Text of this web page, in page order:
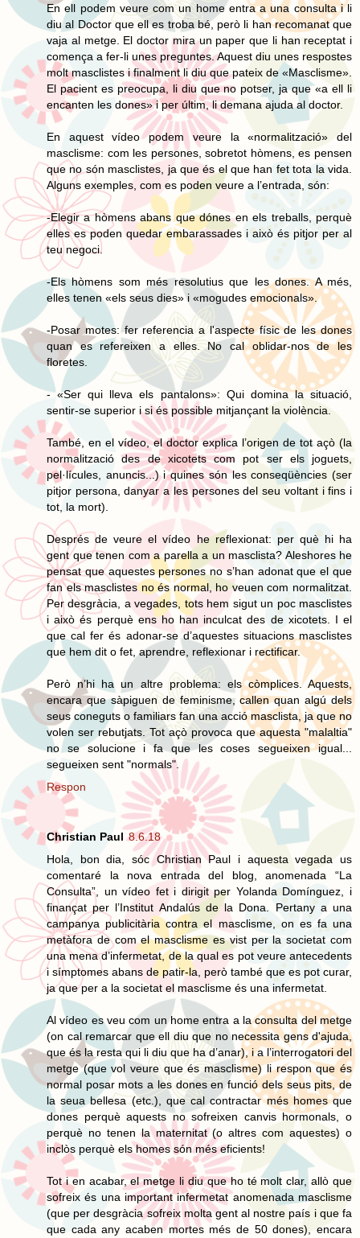
En ell podem veure com un home entra a una consulta i li
diu al Doctor que ell es troba bé, però li han recomanat que
vaja al metge. El doctor mira un paper que li han receptat i
comença a fer-li unes preguntes. Aquest diu unes respostes
molt masclistes i finalment li diu que pateix de «Masclisme».
El pacient es preocupa, li diu que no potser, ja que «a ell li
encanten les dones» i per últim, li demana ajuda al doctor.
En aquest vídeo podem veure la «normalització» del
masclisme: com les persones, sobretot hòmens, es pensen
que no són masclistes, ja que és el que han fet tota la vida.
Alguns exemples, com es poden veure a l’entrada, són:
-Elegir a hòmens abans que dónes en els treballs, perquè
elles es poden quedar embarassades i això és pitjor per al
teu negoci.
-Els hòmens som més resolutius que les dones. A més,
elles tenen «els seus dies» i «mogudes emocionals».
-Posar motes: fer referencia a l'aspecte físic de les dones
quan es refereixen a elles. No cal oblidar-nos de les
floretes.
- «Ser qui lleva els pantalons»: Qui domina la situació,
sentir-se superior i si és possible mitjançant la violència.
També, en el vídeo, el doctor explica l’origen de tot açò (la
normalització des de xicotets com pot ser els joguets,
pel·lícules, anuncis...) i quines són les conseqüències (ser
pitjor persona, danyar a les persones del seu voltant i fins i
tot, la mort).
Després de veure el vídeo he reflexionat: per què hi ha
gent que tenen com a parella a un masclista? Aleshores he
pensat que aquestes persones no s’han adonat que el que
fan els masclistes no és normal, ho veuen com normalitzat.
Per desgràcia, a vegades, tots hem sigut un poc masclistes
i això és perquè ens ho han inculcat des de xicotets. I el
que cal fer és adonar-se d’aquestes situacions masclistes
que hem dit o fet, aprendre, reflexionar i rectificar.
Però n’hi ha un altre problema: els còmplices. Aquests,
encara que sàpiguen de feminisme, callen quan algú dels
seus coneguts o familiars fan una acció masclista, ja que no
volen ser rebutjats. Tot açò provoca que aquesta "malaltia"
no se solucione i fa que les coses segueixen igual...
segueixen sent "normals".
Respon
Christian Paul 8.6.18
Hola, bon dia, sóc Christian Paul i aquesta vegada us
comentaré la nova entrada del blog, anomenada “La
Consulta”, un vídeo fet i dirigit per Yolanda Domínguez, i
finançat per l’Institut Andalús de la Dona. Pertany a una
campanya publicitària contra el masclisme, on es fa una
metàfora de com el masclisme es vist per la societat com
una mena d’infermetat, de la qual es pot veure antecedents
i símptomes abans de patir-la, però també que es pot curar,
ja que per a la societat el masclisme és una infermetat.
Al vídeo es veu com un home entra a la consulta del metge
(on cal remarcar que ell diu que no necessita gens d'ajuda,
que és la resta qui li diu que ha d’anar), i a l’interrogatori del
metge (que vol veure que és masclisme) li respon que és
normal posar mots a les dones en funció dels seus pits, de
la seua bellesa (etc.), que cal contractar més homes que
dones perquè aquests no sofreixen canvis hormonals, o
perquè no tenen la maternitat (o altres com aquestes) o
inclòs perquè els homes són més eficients!
Tot i en acabar, el metge li diu que ho té molt clar, allò que
sofreix és una important infermetat anomenada masclisme
(que per desgràcia sofreix molta gent al nostre país i que fa
que cada any acaben mortes més de 50 dones), encara